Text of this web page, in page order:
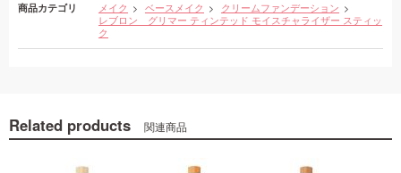
商品カテゴリ メイク ベースメイク
クリームファンデーション
レブロン グリマー ティンテッド モイスチャライザー スティッ
ク
Related products 関連商品